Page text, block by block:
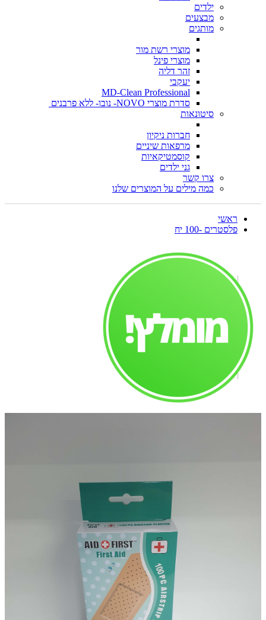
ילדים
מבצעים
מותגים
מוצרי רשת מור
מוצרי פינל
זהר דליה
יעקבי
MD-Clean Professional
סדרת מוצרי NOVO- נובו- ללא פרבנים
סיטונאות
חברות ניקיון
מרפאות שיניים
קוסמטיקאיות
גני ילדים
צרו קשר
כמה מילים על המוצרים שלנו
ראשי
פלסטרים -100 יח